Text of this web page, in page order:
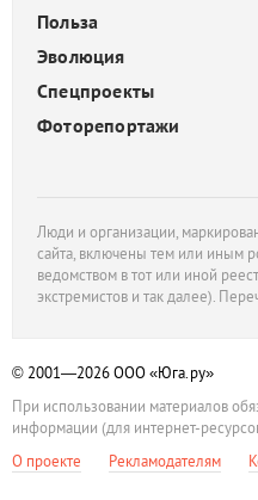
Польза
Эволюция
Спецпроекты
Фоторепортажи
Люди и организации,
сайта, включены тем или иным
ведомством в тот или иной
экстремистов и так далее).
© 2001—2026ООО «Юга.ру»
При использовании материалов
информации (для интернет-
О проекте
Рекламодателям